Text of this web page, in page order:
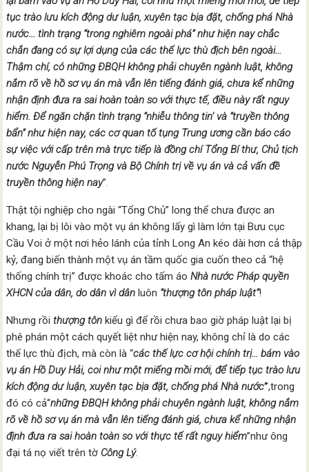
tục trào lưu kích động dư luận, xuyên tạc bịa đặt, chống phá Nhà
nước... tình trạng “trong nghiêm ngoài phá” như hiện nay chắc
chắn đang có sự lợi dụng của các thế lực thù địch bên ngoài...
Thậm chí, có những ĐBQH không phải chuyên ngành luật, không
nắm rõ về hồ sơ vụ án mà vẫn lên tiếng đánh giá, chưa kể những
nhận định đưa ra sai hoàn toàn so với thực tế, điều này rất nguy
hiểm. Để ngăn chặn tình trạng “nhiễu thông tin’ và “truyền thông
bẩn” như hiện nay, các cơ quan tố tụng Trung ương cần báo cáo
sự việc với cấp trên mà trực tiếp là đồng chí Tổng Bí thư, Chủ tịch
nước Nguyễn Phú Trọng và Bộ Chính trị về vụ ánvà cả vấn đề
truyền thông hiện nay”.
Thật tội nghiệp cho ngài “Tổng Chủ” long thể chưa được an
khang, lại bị lôi vào một vụ án không lấy gì làm lớn tại Bưu cục
Cầu Voi ở một nơi hẻo lánh của tỉnh Long An kéo dài hơn cả thập
kỷ, đang biến thành một vụ án tầm quốc gia cuốn theo cả “hệ
thống chính trị” được khoác cho tấm áoNhà nước Pháp quyền
XHCN của dân, do dân vì dânluôn “thượng tôn pháp luật”!
Nhưng rồithượng tôn kiểu gì để rồi chưa bao giờ pháp luật lại bị
phê phán một cách quyết liệt như hiện nay, không chỉ là do các
thế lực thù địch, mà còn là “các thế lực cơ hội chính trị… bám vào
vụ án Hồ Duy Hải, coi như một miếng mồi mới, để tiếp tục trào lưu
kích động dư luận, xuyên tạc bịa đặt, chống phá Nhà nước”,trong
đó có cả“những ĐBQH không phải chuyên ngành luật, không nắm
rõ về hồ sơ vụ án mà vẫn lên tiếng đánh giá, chưa kể những nhận
định đưa ra sai hoàn toàn so với thực tế rất nguy hiểm”như ông
đại tá nọ viết trên tờ Công Lý.